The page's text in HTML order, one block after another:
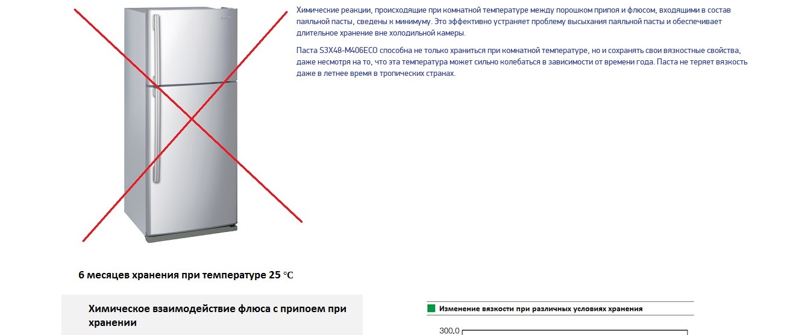
Химические реакции, происходящие при комнатной температуре между порошком припоя и флюсом, входящими в состав
паяльной пасты, сведены к минимуму. Это эффективно устраняет проблему высыхания паяльной пасты и обеспечивает
длительное хранение вне холодильной камеры.
Паста S3X48-M406ECO способна не только храниться при комнатной температуре, но и сохранять свои вязкостные свойства,
даже несмотря на то, что эта температура может сильно колебаться в зависимости от времени года. Паста не теряет вязкость
даже в летнее время в тропических странах.